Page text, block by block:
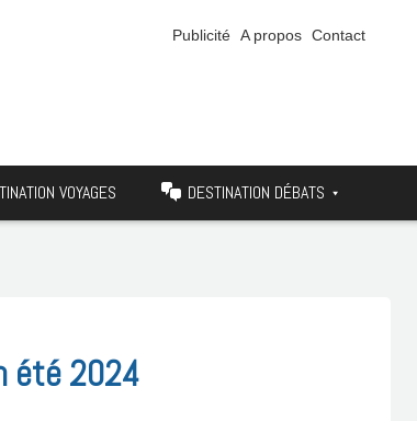
Publicité A propos Contact
VOYAGES DESTINATION DÉBATS
été 2024